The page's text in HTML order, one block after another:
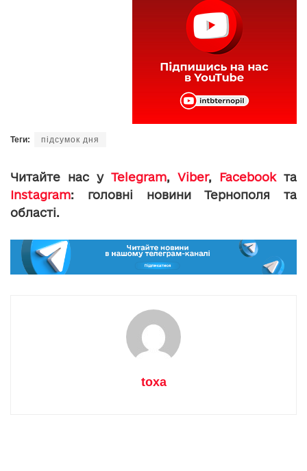
Теги: підсумок дня
Читайте нас у Telegram, Viber, Facebookта
Instagram: головні новини Тернополя та
області.
toxa